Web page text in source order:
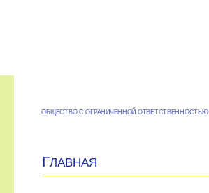
ОБЩЕСТВО С ОГРАНИЧЕННОЙ ОТВЕТСТВЕННОСТЬЮ
ГЛАВНАЯ